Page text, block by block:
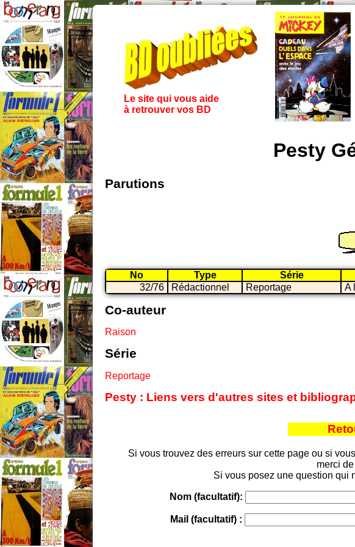
Le site qui vous aide
à retrouver vos BD
Pesty
Parutions
No Type Série
32/76
Rédactionnel Reportage A
Co-auteur
Raison
Série
Reportage
Pesty : Liens vers d'autres sites et
Si vous trouvez des erreurs sur cette page ou si
merci
Si vous posez une question qui
Nom (facultatif):
Mail (facultatif) :